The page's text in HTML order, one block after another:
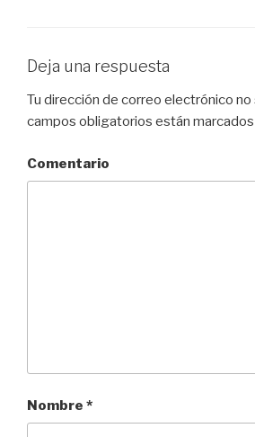
Deja una respuesta
Tu dirección de correo electrónico no
campos obligatorios están
Comentario
Nombre *